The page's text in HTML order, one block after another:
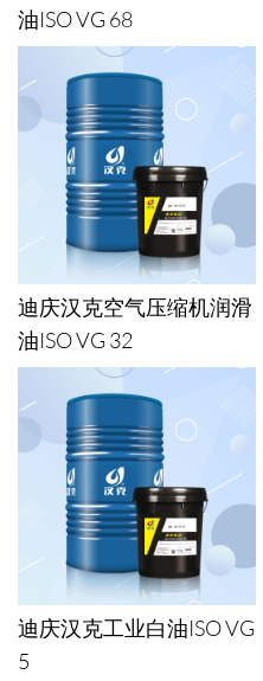
油ISO VG 68
迪庆汉克空气压缩机润滑
油ISO VG 32
迪庆汉克工业白油ISO VG
5